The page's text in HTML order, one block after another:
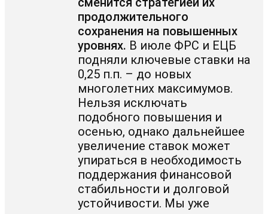
продолжительного
сохранения на повышенных
уровнях. В июле ФРС и ЕЦБ
подняли ключевые ставки на
0,25 п.п. – до новых
многолетних максимумов.
Нельзя исключать
подобного повышения и
осенью, однако дальнейшее
увеличение ставок может
упираться в необходимость
поддержания финансовой
стабильности и долговой
устойчивости. Мы уже